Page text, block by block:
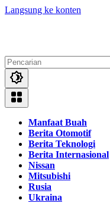
Langsung ke konten
Manfaat Buah
Berita Otomotif
Berita Teknologi
Berita Internasional
Nissan
Mitsubishi
Rusia
Ukraina